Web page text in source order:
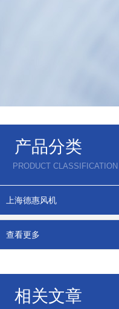
产品分类
PRODUCT CLASSIFICATION
上海德惠风机
查看更多
相关文章